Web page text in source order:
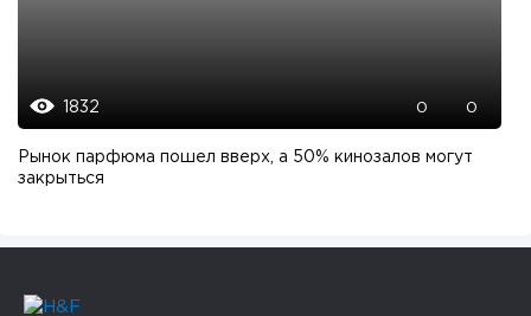
1832 0 0
Рынок парфюма пошел вверх, а 50% кинозалов могут
закрыться